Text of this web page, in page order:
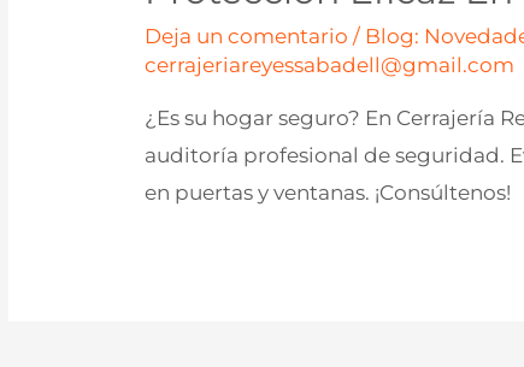
Deja un comentario / Blog:
cerrajeriareyessabadell@gmail.com
¿Es su hogar seguro? En Cerrajería
auditoría profesional de seguridad.
en puertas y ventanas. ¡Consúltenos!